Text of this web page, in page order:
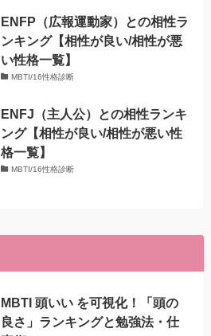
ENFP（広報運動家）との相性ラ
ンキング【相性が良い/相性が悪
い性格一覧】
MBTI/16性格診断
ENFJ（主人公）との相性ランキ
ング【相性が良い/相性が悪い性
格一覧】
MBTI/16性格診断
MBTI 頭いい を可視化！「頭の
良さ」ランキングと勉強法・仕